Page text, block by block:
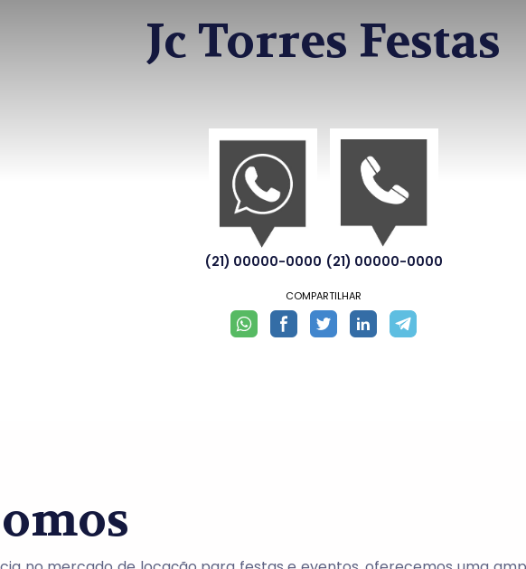
Jc Torres Festas
(21) 00000-0000 (21) 00000-0000
COMPARTILHAR